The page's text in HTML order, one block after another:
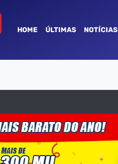
HOME ÚLTIMAS NOTÍCIAS